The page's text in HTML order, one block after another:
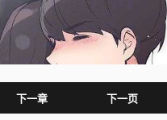
下一章 下一页